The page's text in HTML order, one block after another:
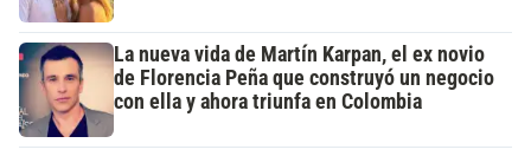
La nueva vida de Martín Karpan, el ex novio
de Florencia Peña que construyó un negocio
con ella y ahora triunfa en Colombia